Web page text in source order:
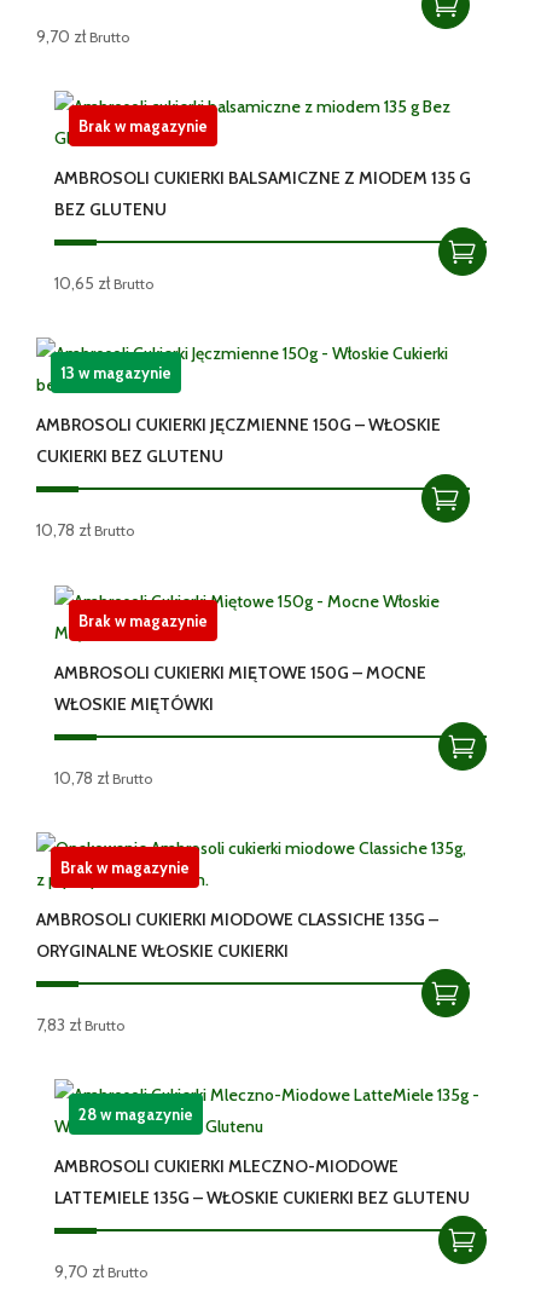
9,70 zł Brutto
AMBROSOLI CUKIERKI BALSAMICZNE Z MIODEM 135 G
BEZ GLUTENU
10,65 zł Brutto
Brak w magazynie
AMBROSOLI CUKIERKI JĘCZMIENNE 150G – WŁOSKIE
CUKIERKI BEZ GLUTENU
10,78 zł Brutto
13 w magazynie
AMBROSOLI CUKIERKI MIĘTOWE 150G – MOCNE
WŁOSKIE MIĘTÓWKI
10,78 zł Brutto
Brak w magazynie
AMBROSOLI CUKIERKI MIODOWE CLASSICHE 135G –
ORYGINALNE WŁOSKIE CUKIERKI
7,83 zł Brutto
Brak w magazynie
AMBROSOLI CUKIERKI MLECZNO-MIODOWE
LATTEMIELE 135G – WŁOSKIE CUKIERKI BEZ GLUTENU
9,70 zł Brutto
28 w magazynie